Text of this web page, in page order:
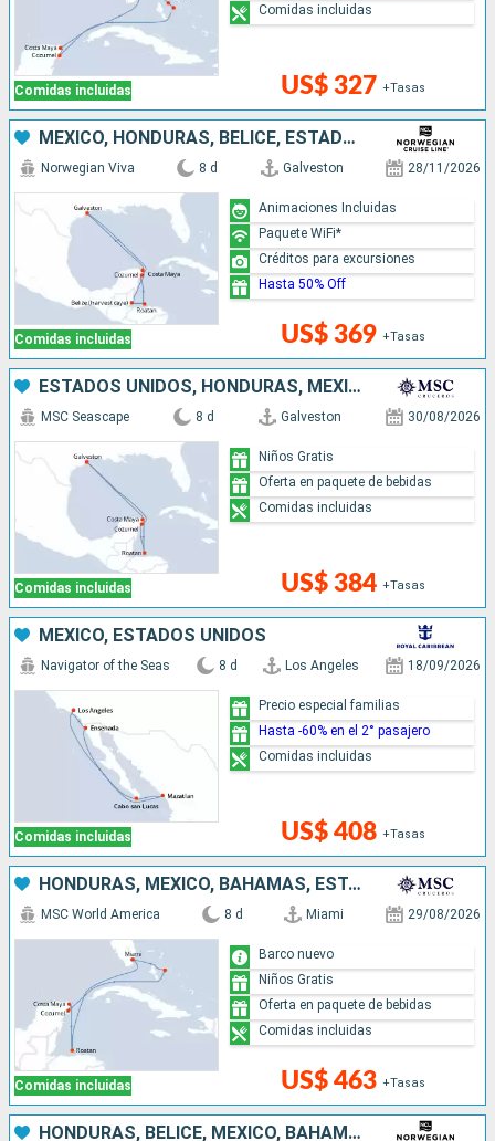
Comidas incluidas US$ 327 +Tasas
Comidas incluidas
MÉXICO, HONDURAS, BELICE, ESTADOS UNIDOS
Comidas incluidas
Norwegian Viva 8 d Galveston 28/11/2026
US$ 369 +Tasas
Animaciones Incluidas
Paquete WiFi*
Créditos para excursiones
Hasta 50% Off
ESTADOS UNIDOS, HONDURAS, MÉXICO
Comidas incluidas
MSC Seascape 8 d Galveston 30/08/2026
US$ 384 +Tasas
Niños Gratis
Oferta en paquete de bebidas
Comidas incluidas
MÉXICO, ESTADOS UNIDOS
Comidas incluidas
Navigator of the Seas 8 d Los Angeles 18/09/2026
US$ 408 +Tasas
Precio especial familias
Hasta -60% en el 2° pasajero
Comidas incluidas
HONDURAS, MÉXICO, BAHAMAS, ESTADOS UNIDOS
Comidas incluidas
MSC World America 8 d Miami 29/08/2026
US$ 463 +Tasas
Barco nuevo
Niños Gratis
Oferta en paquete de bebidas
Comidas incluidas
HONDURAS, BELICE, MÉXICO, BAHAMAS, ESTADOS UNIDOS